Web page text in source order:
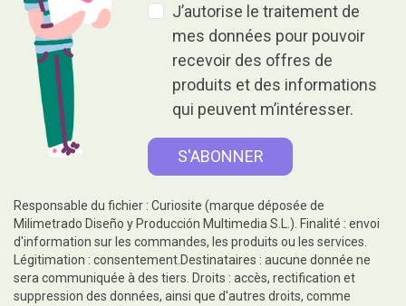
J’autorise le traitement de
mes données pour pouvoir
recevoir des offres de
produits et des informations
qui peuvent m’intéresser.
Responsable du fichier : Curiosite (marque déposée de
Milimetrado Diseño y Producción Multimedia S.L.). Finalité : envoi
d'information sur les commandes, les produits ou les services.
Légitimation : consentement.Destinataires : aucune donnée ne
sera communiquée à des tiers. Droits : accès, rectification et
suppression des données, ainsi que d'autres droits, comme